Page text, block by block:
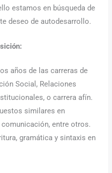
estamos en búsqueda de
deseo de autodesarrollo.
años de las carreras de
Social, Relaciones
o carrera afín.
similares en
entre otros.
gramática y sintaxis en